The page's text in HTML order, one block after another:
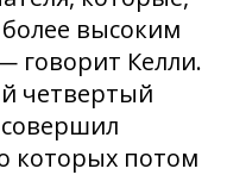
высоким
говорит Келли.
четвертый
которых потом